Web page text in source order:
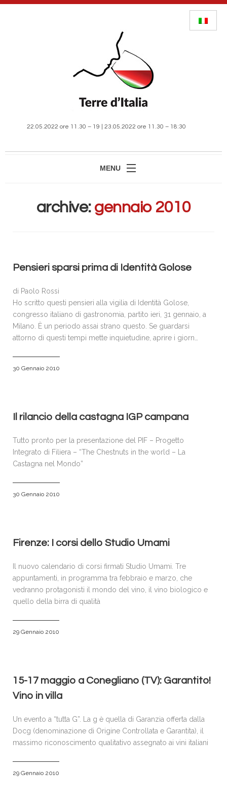
22.05.2022 ore 11.30 – 19 | 23.05.2022 ore 11.30 – 18:30
MENU
MANIFESTAZIONE
ACCREDITI E PRENOTAZIONI
GALLERIA FOTOGRAFICA
NEWS
CONTATTI
POLICY
archive: gennaio 2010
Pensieri sparsi prima di Identità Golose
di Paolo Rossi
Ho scritto questi pensieri alla vigilia di Identità Golose,
congresso italiano di gastronomia, partito ieri, 31 gennaio, a
Milano. È un periodo assai strano questo. Se guardarsi
attorno di questi tempi mette inquietudine, aprire i giorn…
30 Gennaio 2010
Il rilancio della castagna IGP campana
Tutto pronto per la presentazione del PIF – Progetto
Integrato di Filiera – “The Chestnuts in the world – La
Castagna nel Mondo”
30 Gennaio 2010
Firenze: I corsi dello Studio Umami
Il nuovo calendario di corsi firmati Studio Umami. Tre
appuntamenti, in programma tra febbraio e marzo, che
vedranno protagonisti il mondo del vino, il vino biologico e
quello della birra di qualità
29 Gennaio 2010
15-17 maggio a Conegliano (TV): Garantito!
Vino in villa
Un evento a “tutta G”. La g è quella di Garanzia offerta dalla
Docg (denominazione di Origine Controllata e Garantita), il
massimo riconoscimento qualitativo assegnato ai vini italiani
29 Gennaio 2010